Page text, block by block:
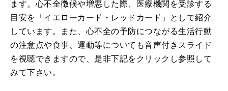
ます。心不全徴候や増悪した際、医療機関を受診する
目安を「イエローカード・レッドカード」として紹介
しています。また、心不全の予防につながる生活行動
の注意点や食事、運動等についても音声付きスライド
を視聴できますので、是非下記をクリックし参照して
みて下さい。